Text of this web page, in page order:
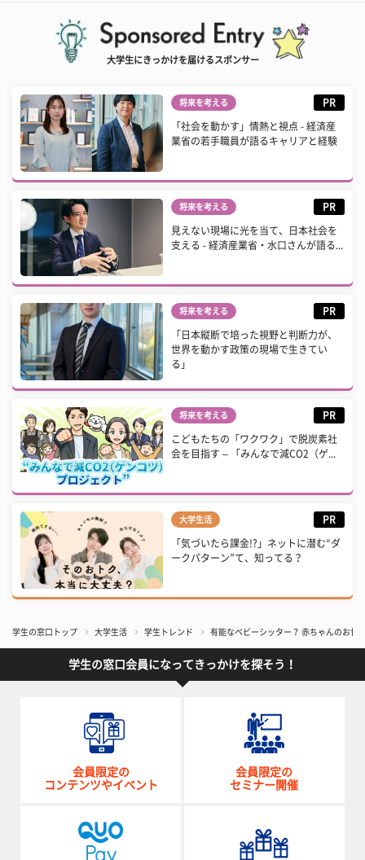
大学生にきっかけを届けるスポンサー
将来を考える PR
「社会を動かす」情熱と視点 - 経済産
業省の若手職員が語るキャリアと経験
将来を考える PR
見えない現場に光を当て、日本社会を
支える - 経済産業省・水口さんが語る...
将来を考える PR
「日本縦断で培った視野と判断力が、
世界を動かす政策の現場で生きてい
る」
将来を考える PR
こどもたちの「ワクワク」で脱炭素社
会を目指す – 「みんなで減CO2（ゲ...
大学生活 PR
「気づいたら課金!?」ネットに潜む“ダ
ークパターン”て、知ってる？
学生の窓口トップ 大学生活 学生トレンド 有能なベビーシッター？ 赤ちゃんのお
学生の窓口会員になってきっかけを探そう！
会員限定の
コンテンツやイベント
会員限定の
セミナー開催